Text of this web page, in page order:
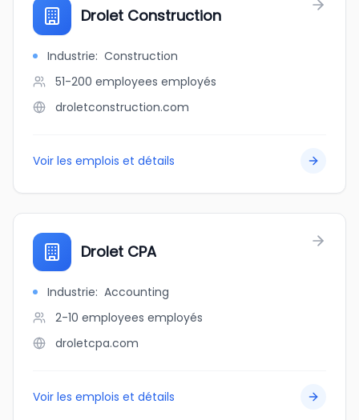
Drolet Construction
Industrie: Construction
51-200 employees employés
droletconstruction.com
Voir les emplois et détails
Drolet CPA
Industrie: Accounting
2-10 employees employés
droletcpa.com
Voir les emplois et détails